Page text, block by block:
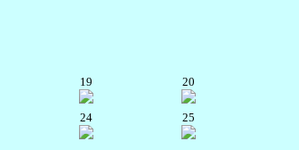
19 20
24 25